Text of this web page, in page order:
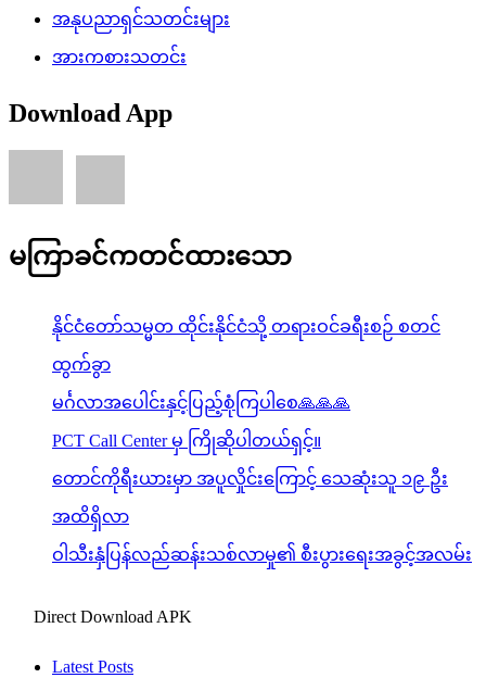
အနုပညာရှင်သတင်းများ
အားကစားသတင်း
Download App
မကြာခင်ကတင်ထားသော
နိုင်ငံတော်သမ္မတ ထိုင်းနိုင်ငံသို့ တရားဝင်ခရီးစဉ် စတင်
ထွက်ခွာ
မင်္ဂလာအပေါင်းနှင့်ပြည့်စုံကြပါစေ🙏🙏🙏
PCT Call Center မှ ကြိုဆိုပါတယ်ရှင့်။
တောင်ကိုရီးယားမှာ အပူလှိုင်းကြောင့် သေဆုံးသူ ၁၉ ဦး
အထိရှိလာ
ဝါသီးနှံပြန်လည်ဆန်းသစ်လာမှု၏ စီးပွားရေးအခွင့်အလမ်း
Direct Download APK
Latest Posts